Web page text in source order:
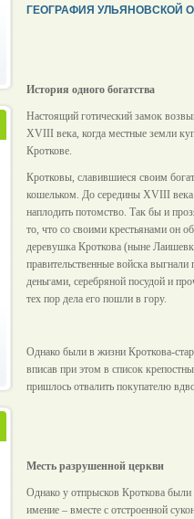
ГЕОГРАФИЯ УЛЬЯНОВСКОЙ
История одного богатства
Настоящий готический замок
XVIII века, когда местные земли
Кроткове.
Кротковы, славившиеся своим
кошельком. До середины XVIII века
наплодить потомство. Так бы и
то, что со своими крестьянами он
деревушка Кроткова (ныне
правительственные войска выгнали
деньгами, серебряной посудой и
тех пор дела его пошли в гору.
Однако были в жизни Кроткова-
вписав при этом в список
пришлось отвалить покупателю
Месть разрушенной церкви
Однако у отпрысков Кроткова
имение – вместе с отстроенной